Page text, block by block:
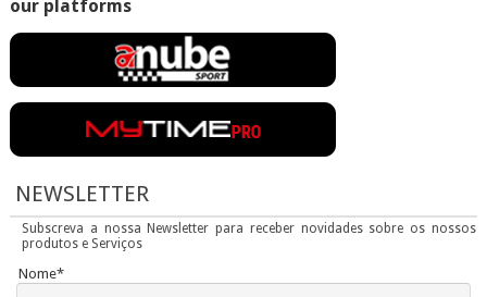
our platforms
NEWSLETTER
Subscreva a nossa Newsletter para receber novidades sobre os nossos
produtos e Serviços
Nome*